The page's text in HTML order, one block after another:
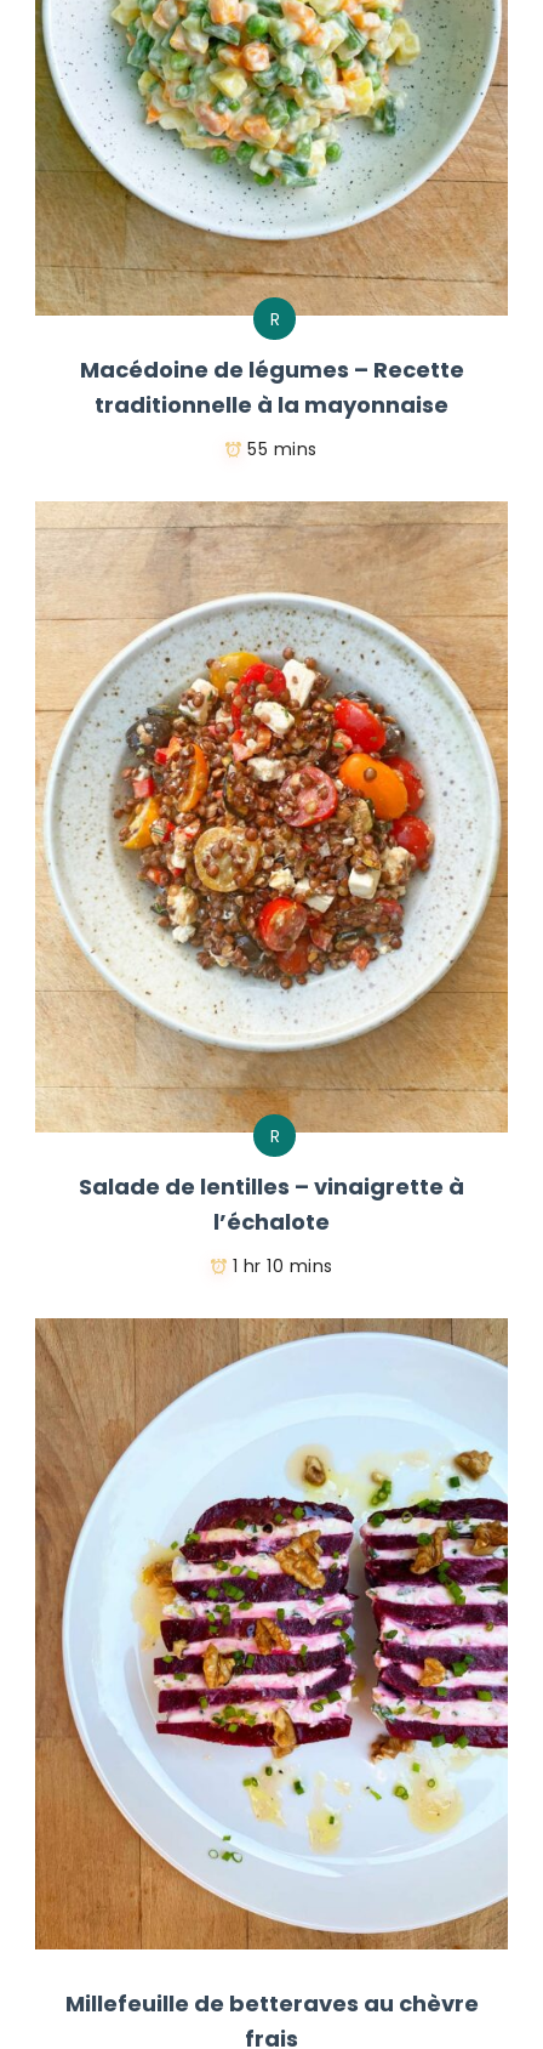
R
Macédoine de légumes – Recette
traditionnelle à la mayonnaise
55 mins
R
Salade de lentilles – vinaigrette à
l’échalote
1 hr 10 mins
Millefeuille de betteraves au chèvre
frais